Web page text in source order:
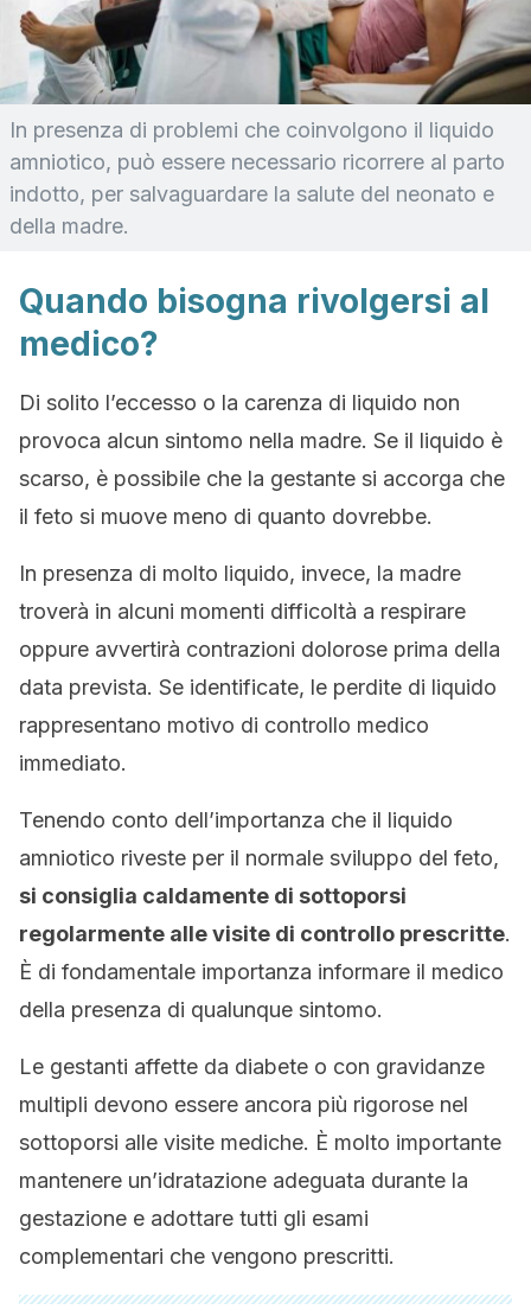
In presenza di problemi che coinvolgono il liquido
amniotico, può essere necessario ricorrere al parto
indotto, per salvaguardare la salute del neonato e
della madre.
Quando bisogna rivolgersi al
medico?
Di solito l’eccesso o la carenza di liquido non
provoca alcun sintomo nella madre. Se il liquido è
scarso, è possibile che la gestante si accorga che
il feto si muove meno di quanto dovrebbe.
In presenza di molto liquido, invece, la madre
troverà in alcuni momenti difficoltà a respirare
oppure avvertirà contrazioni dolorose prima della
data prevista. Se identificate, le perdite di liquido
rappresentano motivo di controllo medico
immediato.
Tenendo conto dell’importanza che il liquido
amniotico riveste per il normale sviluppo del feto,
si consiglia caldamente di sottoporsi
regolarmente alle visite di controllo prescritte.
È di fondamentale importanza informare il medico
della presenza di qualunque sintomo.
Le gestanti affette da diabete o con gravidanze
multipli devono essere ancora più rigorose nel
sottoporsi alle visite mediche. È molto importante
mantenere un’idratazione adeguata durante la
gestazione e adottare tutti gli esami
complementari che vengono prescritti.